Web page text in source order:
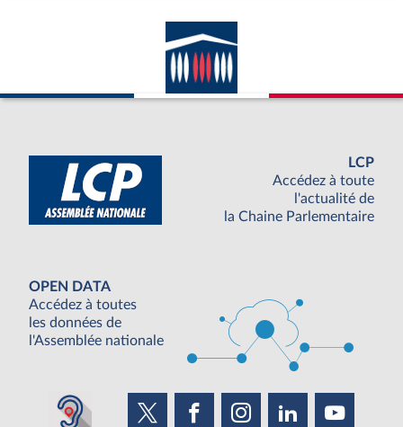
LCP
Accédez à toute
l'actualité de
la Chaine Parlementaire
OPEN DATA
Accédez à toutes
les données de
l'Assemblée nationale